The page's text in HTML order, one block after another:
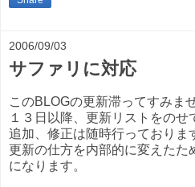
2006/09/03
サファリに対応
このBLOGの更新滞ってすみませ
１３日以降、更新リストをの
追加、修正は随時行っておりま
更新の仕方を内部的に変えたた
になります。